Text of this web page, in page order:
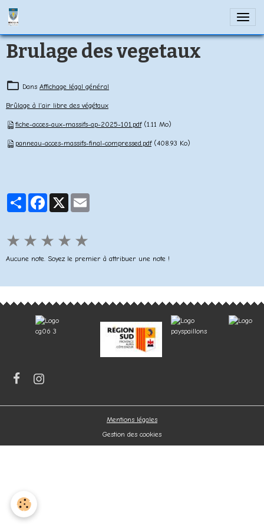
Brulage des vegetaux
Dans Affichage légal général
Brûlage à l'air libre des végétaux
fiche-acces-aux-massifs-ap-2025-101.pdf(1.11 Mo)
panneau-acces-massifs-final-compressed.pdf(408.93 Ko)
Partager Facebook
★ ★ ★ ★ ★
Aucune note. Soyez le premier à attribuer une note !
Mentions légales
Gestion des cookies